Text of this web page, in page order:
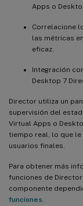
Apps o
Correlacione
las métricas
eficaz.
Integración
Desktop 7
Director utiliza un
supervisión del
Virtual Apps o
tiempo real, lo que
usuarios finales.
Para obtener más
funciones de
componente
funciones